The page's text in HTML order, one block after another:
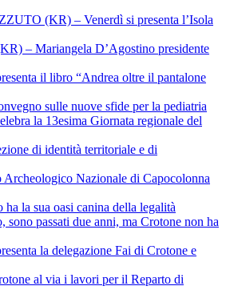
(KR) – Venerdì si presenta l’Isola
– Mariangela D’Agostino presidente
il libro “Andrea oltre il pantalone
sulle nuove sfide per la pediatria
la 13esima Giornata regionale del
di identità territoriale e di
Archeologico Nazionale di Capocolonna
la sua oasi canina della legalità
sono passati due anni, ma Crotone non ha
la delegazione Fai di Crotone e
al via i lavori per il Reparto di